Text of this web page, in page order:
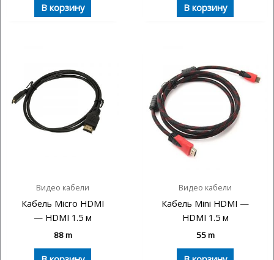
В корзину В корзину
Видео кабели
Кабель Micro HDMI
— HDMI 1.5 м
88m
Видео кабели
Кабель Mini HDMI —
HDMI 1.5 м
55m